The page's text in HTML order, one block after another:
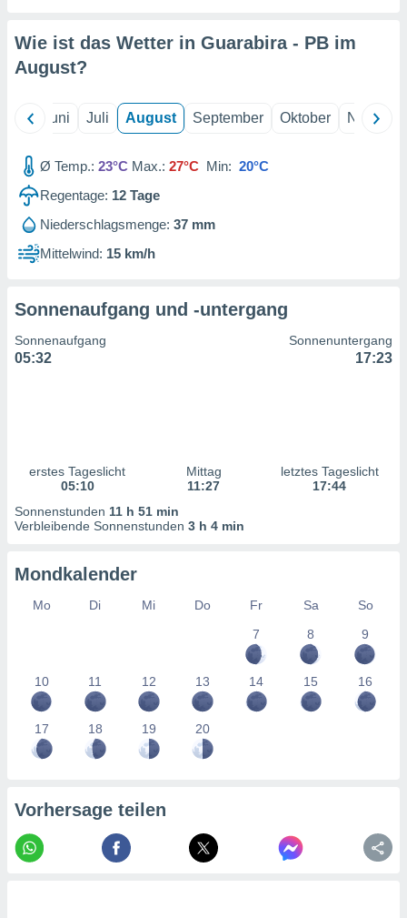
zur
von
zur
der
von
von
durch
von
1199
Wie ist das Wetter in Guarabira - PB im
August?
Juni Juli August September Oktober
Ø Temp.: 23°C Max.: 27°C Min: 20°C
Regentage: 12 Tage
Niederschlagsmenge: 37 mm
Mittelwind: 15 km/h
Sonnenaufgang und -untergang
Sonnenaufgang
05:32
Sonnenuntergang
17:23
erstes Tageslicht
05:10
Mittag
11:27
letztes Tageslicht
17:44
Sonnenstunden 11 h 51 min
Verbleibende Sonnenstunden 3 h 4 min
Mondkalender
Mo Di Mi Do Fr Sa
So
7
8 9
10 11 12 13 14 15 16
17 18 19 20
Vorhersage teilen